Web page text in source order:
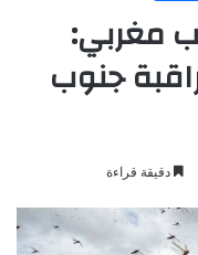
مغربي:
جنوب
دقيقة قراءة